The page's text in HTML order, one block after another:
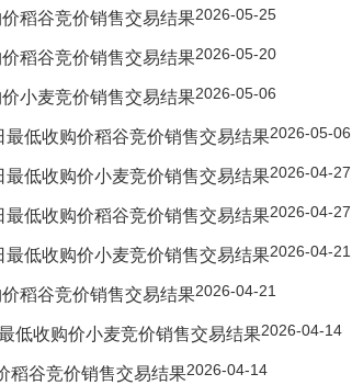
稻谷竞价销售交易结果2026-05-25
稻谷竞价销售交易结果2026-05-20
小麦竞价销售交易结果2026-05-06
最低收购价稻谷竞价销售交易结果2026-05-06
最低收购价小麦竞价销售交易结果2026-04-27
最低收购价稻谷竞价销售交易结果2026-04-27
最低收购价小麦竞价销售交易结果2026-04-21
稻谷竞价销售交易结果2026-04-21
低收购价小麦竞价销售交易结果2026-04-14
稻谷竞价销售交易结果2026-04-14